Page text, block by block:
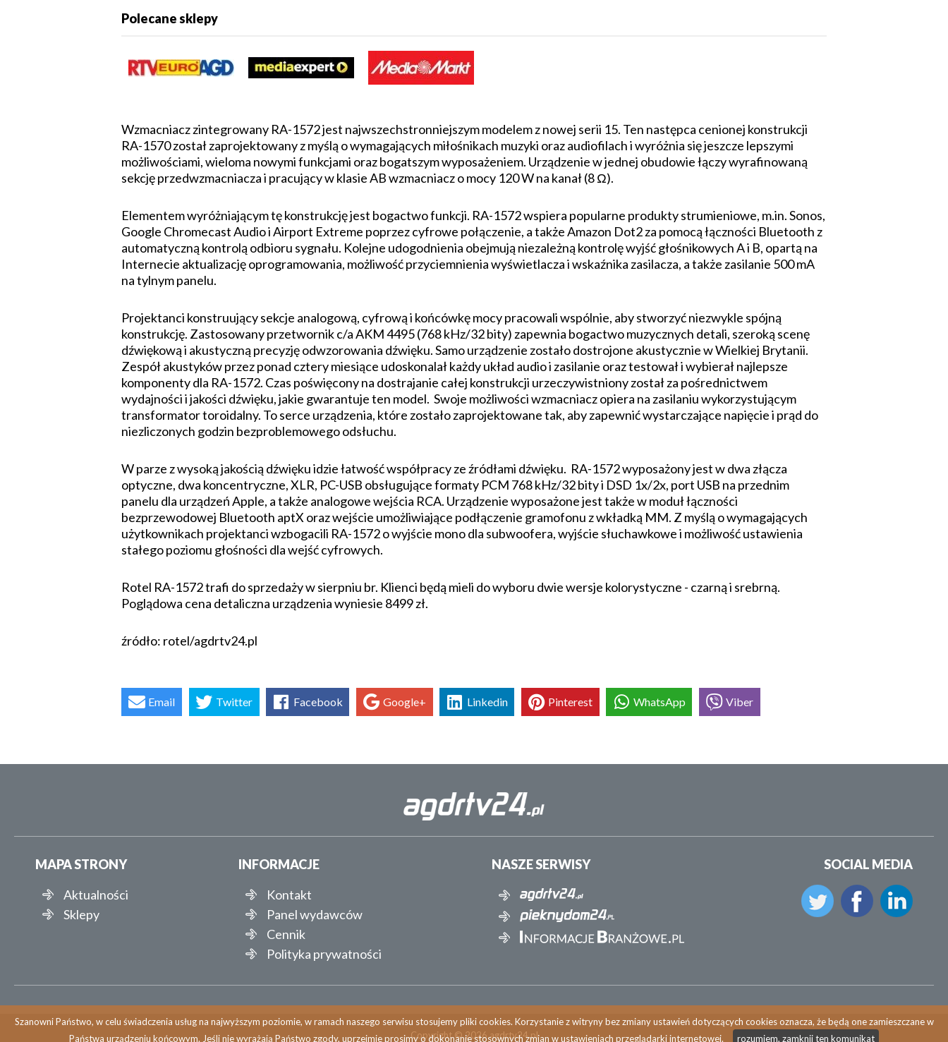
Polecane sklepy
Wzmacniacz zintegrowany RA-1572 jest najwszechstronniejszym modelem z nowej serii 15. Ten następca cenionej konstrukcji
RA-1570 został zaprojektowany z myślą o wymagających miłośnikach muzyki oraz audiofilach i wyróżnia się jeszcze lepszymi
możliwościami, wieloma nowymi funkcjami oraz bogatszym wyposażeniem. Urządzenie w jednej obudowie łączy wyrafinowaną
sekcję przedwzmacniacza i pracujący w klasie AB wzmacniacz o mocy 120 W na kanał (8 Ω).
Elementem wyróżniającym tę konstrukcję jest bogactwo funkcji. RA-1572 wspiera popularne produkty strumieniowe, m.in. Sonos,
Google Chromecast Audio i Airport Extreme poprzez cyfrowe połączenie, a także Amazon Dot2 za pomocą łączności Bluetooth z
automatyczną kontrolą odbioru sygnału. Kolejne udogodnienia obejmują niezależną kontrolę wyjść głośnikowych A i B, opartą na
Internecie aktualizację oprogramowania, możliwość przyciemnienia wyświetlacza i wskaźnika zasilacza, a także zasilanie 500 mA
na tylnym panelu.
Projektanci konstruujący sekcje analogową, cyfrową i końcówkę mocy pracowali wspólnie, aby stworzyć niezwykle spójną
konstrukcję. Zastosowany przetwornik c/a AKM 4495 (768 kHz/32 bity) zapewnia bogactwo muzycznych detali, szeroką scenę
dźwiękową i akustyczną precyzję odwzorowania dźwięku. Samo urządzenie zostało dostrojone akustycznie w Wielkiej Brytanii.
Zespół akustyków przez ponad cztery miesiące udoskonalał każdy układ audio i zasilanie oraz testował i wybierał najlepsze
komponenty dla RA-1572. Czas poświęcony na dostrajanie całej konstrukcji urzeczywistniony został za pośrednictwem
wydajności i jakości dźwięku, jakie gwarantuje ten model. Swoje możliwości wzmacniacz opiera na zasilaniu wykorzystującym
transformator toroidalny. To serce urządzenia, które zostało zaprojektowane tak, aby zapewnić wystarczające napięcie i prąd do
niezliczonych godzin bezproblemowego odsłuchu.
W parze z wysoką jakością dźwięku idzie łatwość współpracy ze źródłami dźwięku. RA-1572 wyposażony jest w dwa złącza
optyczne, dwa koncentryczne, XLR, PC-USB obsługujące formaty PCM 768 kHz/32 bity i DSD 1x/2x, port USB na przednim
panelu dla urządzeń Apple, a także analogowe wejścia RCA. Urządzenie wyposażone jest także w moduł łączności
bezprzewodowej Bluetooth aptX oraz wejście umożliwiające podłączenie gramofonu z wkładką MM. Z myślą o wymagających
użytkownikach projektanci wzbogacili RA-1572 o wyjście mono dla subwoofera, wyjście słuchawkowe i możliwość ustawienia
stałego poziomu głośności dla wejść cyfrowych.
Rotel RA-1572 trafi do sprzedaży w sierpniu br. Klienci będą mieli do wyboru dwie wersje kolorystyczne - czarną i srebrną.
Poglądowa cena detaliczna urządzenia wyniesie 8499 zł.
źródło: rotel/agdrtv24.pl
Email Twitter Facebook Google+ Linkedin Pinterest WhatsApp Viber
MAPA STRONY
Aktualności
Sklepy
INFORMACJE
Kontakt
Panel wydawców
Cennik
Polityka prywatności
NASZE SERWISY SOCIAL MEDIA
Copyright © 2026 agdrtv24.pl
Szanowni Państwo, w celu świadczenia usług na najwyższym poziomie, w ramach naszego serwisu stosujemy pliki cookies. Korzystanie z witryny bez zmiany ustawień dotyczących cookies oznacza, że będą one zamieszczane w
Państwa urządzeniu końcowym. Jeśli nie wyrażają Państwo zgody, uprzejmie prosimy o dokonanie stosownych zmian w ustawieniach przeglądarki internetowej.
rozumiem, zamknij ten komunikat